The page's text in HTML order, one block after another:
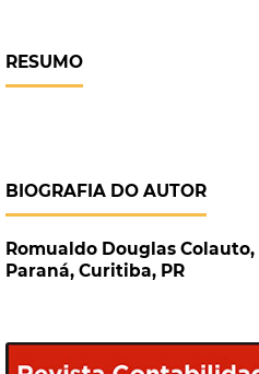
RESUMO
BIOGRAFIA DO AUTOR
Romualdo Douglas Colauto,
Paraná, Curitiba, PR